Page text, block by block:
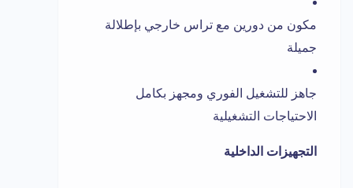
مكون من دورين مع تراس خارجي بإطلالة
جميلة
جاهز للتشغيل الفوري ومجهز بكامل
الاحتياجات التشغيلية
التجهيزات الداخلية